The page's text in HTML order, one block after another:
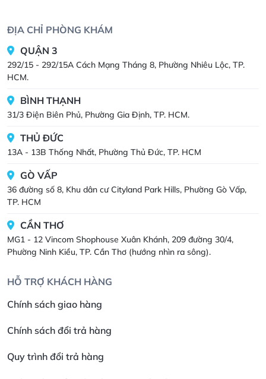
ĐỊA CHỈ PHÒNG KHÁM
QUẬN 3
292/15 - 292/15A Cách Mạng Tháng 8, Phường Nhiêu Lộc, TP.
HCM.
BÌNH THẠNH
31/3 Điện Biên Phủ, Phường Gia Định, TP. HCM.
THỦ ĐỨC
13A - 13B Thống Nhất, Phường Thủ Đức, TP. HCM
GÒ VẤP
36 đường số 8, Khu dân cư Cityland Park Hills, Phường Gò Vấp,
TP. HCM
CẦN THƠ
MG1 - 12 Vincom Shophouse Xuân Khánh, 209 đường 30/4,
Phường Ninh Kiều, TP. Cần Thơ (hướng nhìn ra sông).
HỖ TRỢ KHÁCH HÀNG
Chính sách giao hàng
Chính sách đổi trả hàng
Quy trình đổi trả hàng